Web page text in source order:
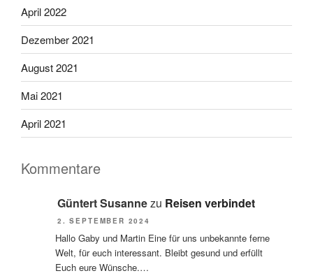
April 2022
Dezember 2021
August 2021
Mai 2021
April 2021
Kommentare
Güntert Susannezu Reisen verbindet
2. SEPTEMBER 2024
Hallo Gaby und Martin Eine für uns unbekannte ferne
Welt, für euch interessant. Bleibt gesund und erfüllt
Euch eure Wünsche.…